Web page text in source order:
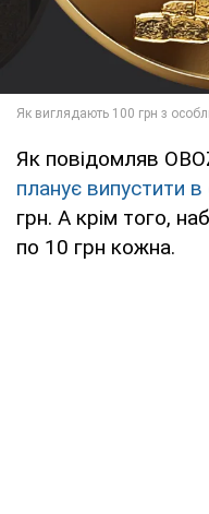
Як повідомляв
планує випустити
грн. А крім того,
по 10 грн кожна.